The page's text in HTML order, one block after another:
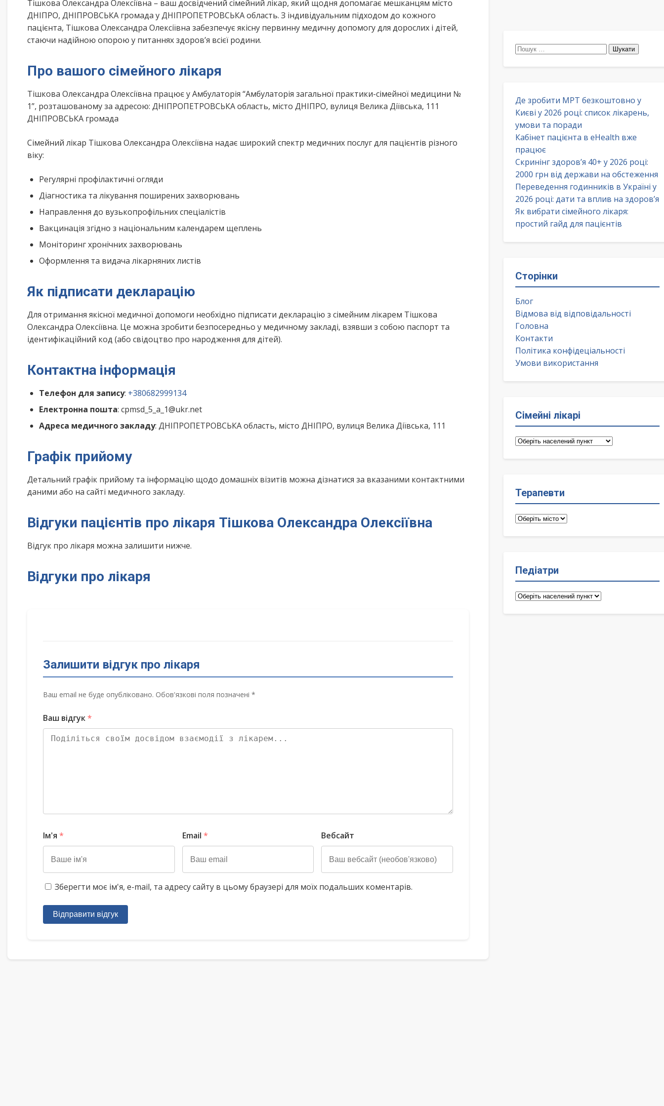
Тішкова Олександра Олексіївна – ваш досвідчений сімейний лікар, який щодня допомагає мешканцям місто
ДНІПРО, ДНІПРОВСЬКА громада у ДНІПРОПЕТРОВСЬКА область. З індивідуальним підходом до кожного
пацієнта, Тішкова Олександра Олексіївна забезпечує якісну первинну медичну допомогу для дорослих і дітей,
стаючи надійною опорою у питаннях здоров’я всієї родини.
Про вашого сімейного лікаря
Тішкова Олександра Олексіївна працює у Амбулаторія “Амбулаторія загальної практики-сімейної медицини №
1”, розташованому за адресою: ДНІПРОПЕТРОВСЬКА область, місто ДНІПРО, вулиця Велика Діївська, 111
ДНІПРОВСЬКА громада
Сімейний лікар Тішкова Олександра Олексіївна надає широкий спектр медичних послуг для пацієнтів різного
віку:
Регулярні профілактичні огляди
Діагностика та лікування поширених захворювань
Направлення до вузькопрофільних спеціалістів
Вакцинація згідно з національним календарем щеплень
Моніторинг хронічних захворювань
Оформлення та видача лікарняних листів
Як підписати декларацію
Для отримання якісної медичної допомоги необхідно підписати декларацію з сімейним лікарем Тішкова
Олександра Олексіївна. Це можна зробити безпосередньо у медичному закладі, взявши з собою паспорт та
ідентифікаційний код (або свідоцтво про народження для дітей).
Контактна інформація
Телефон для запису: +380682999134
Електронна пошта: cpmsd_5_a_1@ukr.net
Адреса медичного закладу: ДНІПРОПЕТРОВСЬКА область, місто ДНІПРО, вулиця Велика Діївська, 111
Графік прийому
Детальний графік прийому та інформацію щодо домашніх візитів можна дізнатися за вказаними контактними
даними або на сайті медичного закладу.
Відгуки пацієнтів про лікаря Тішкова Олександра Олексіївна
Відгук про лікаря можна залишити нижче.
Відгуки про лікаря
Залишити відгук про лікаря
Ваш email не буде опубліковано. Обов'язкові поля позначені *
Ваш відгук*
Ім'я * Email * Вебсайт
Зберегти моє ім'я, e-mail, та адресу сайту в цьому браузері для моїх подальших коментарів.
Відправити відгук
Пошук:
Де зробити МРТ безкоштовно у
Києві у 2026 році: список лікарень,
умови та поради
Кабінет пацієнта в eHealth вже
працює
Скринінг здоров’я 40+ у 2026 році:
2000 грн від держави на обстеження
Переведення годинників в Україні у
2026 році: дати та вплив на здоров’я
Як вибрати сімейного лікаря:
простий гайд для пацієнтів
Сторінки
Блог
Відмова від відповідальності
Головна
Контакти
Політика конфідеціальності
Умови використання
Сімейні лікарі
Сімейні
Терапевти
Терапевти
Педіатри
Педіатри